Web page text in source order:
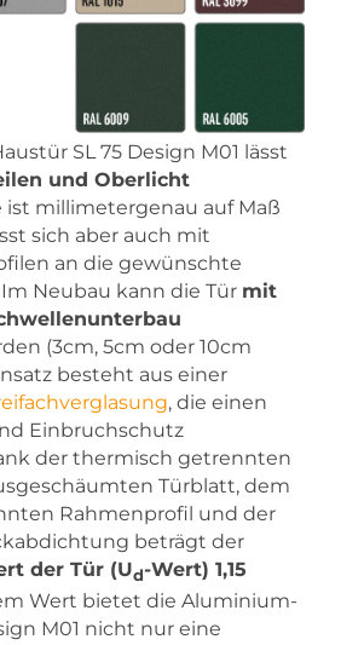
SL 75 Design M01 lässt
und Oberlicht
ist millimetergenau auf Maß
sich aber auch mit
an die gewünschte
Neubau kann die Tür mit
(3cm, 5cm oder 10cm
besteht aus einer
, die einen
Einbruchschutz
der thermisch getrennten
Türblatt, dem
Rahmenprofil und der
beträgt der
der Tür (Ud-Wert) 1,15
Wert bietet die Aluminium-
M01 nicht nur eine